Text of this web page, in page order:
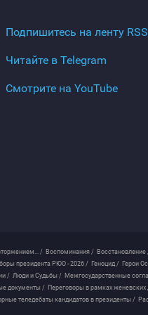
Подпишитесь на ленту RSS
Читайте в Telegram
Смотрите на YouTube
/ Воспоминания / Восстановление
президента РЮО - 2026 / Геноцид / Герои
/ Люди и Судьбы / Межгосударственные
документы / Переговоры в рамках женевских
теледебаты кандидатов в президенты /